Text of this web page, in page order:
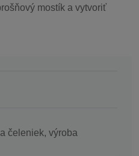
mostík a vytvoriť
čeleniek, výroba